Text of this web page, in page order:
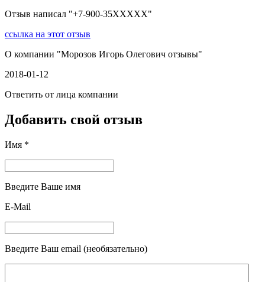
Отзыв написал "+7-900-35XXXXX"
ссылка на этот отзыв
О компании "Морозов Игорь Олегович отзывы"
2018-01-12
Ответить от лица компании
Добавить свой отзыв
Имя *
Введите Ваше имя
E-Mail
Введите Ваш email (необязательно)